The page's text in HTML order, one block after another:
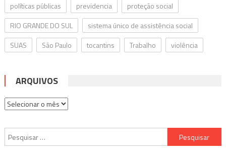
políticas públicas
previdencia
proteção social
RIO GRANDE DO SUL
sistema único de assistência social
SUAS
São Paulo tocantins Trabalho violência
ARQUIVOS
Arquivos
Pesquisar
por: